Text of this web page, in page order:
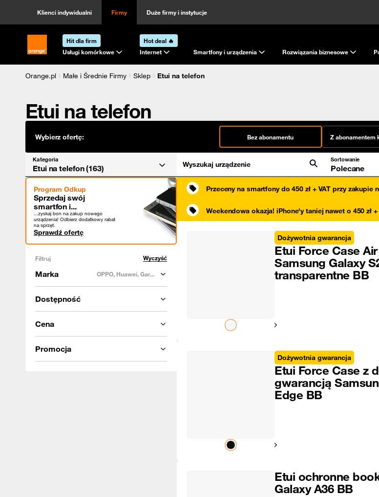
Klienci indywidualni Firmy Duże firmy i instytucje
Strona główna Orange.pl
Hit dla firm
Usługi komórkowe
Hot deal 🔥
Internet
Smartfony i urządzenia Rozwiązania biznesowe
Orange.pl Małe i Średnie Firmy Sklep
Etui na telefon
Etui na telefon
Wybierz ofertę: Bez abonamentu Z abonamentem
Kategoria
Etui na telefon (163) Wyszukaj urządzenie
Sortowanie
Polecane
Program Odkup
Sprzedaj swój
smartfon i...
...zyskaj bon na zakup nowego
urządzenia! Odbierz dodatkowy rabat
na sprzęt.
Sprawdź ofertę
Filtruj Wyczyść
Marka OPPO, Huawei, Gar...
Dostępność
Cena
Promocja
Przeceny na smartfony do 450 zł + VAT przy zakupie
Weekendowa okazja! iPhone'y taniej nawet o 450 zł
Pokaż następny
Dożywotnia gwarancja
Etui Force Case
Samsung Galaxy
transparentne BB
Pokaż następny
Dożywotnia gwarancja
Etui Force Case z
gwarancją
Edge BB
Etui ochronne
Galaxy A36 BB